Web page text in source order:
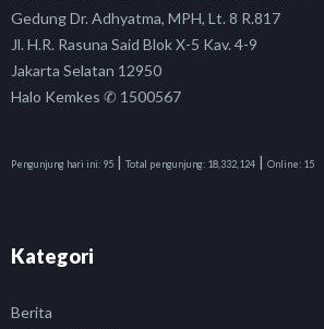
Gedung Dr. Adhyatma, MPH, Lt. 8 R.817
Jl. H.R. Rasuna Said Blok X-5 Kav. 4-9
Jakarta Selatan 12950
Halo Kemkes ✆ 1500567
Pengunjung hari ini: 95 | Total pengunjung: 18,332,124 | Online: 15
Kategori
Berita